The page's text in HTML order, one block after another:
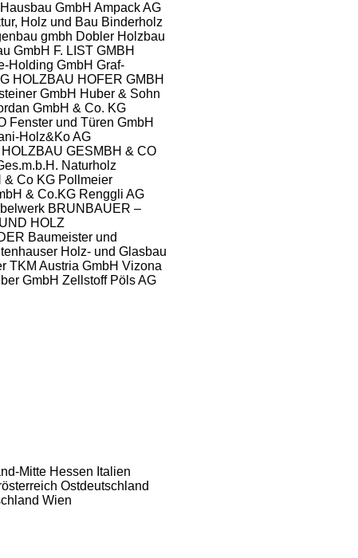
GmbH Ampack AG
Holz und Bau Binderholz
gmbh Dobler Holzbau
GmbH F. LIST GMBH
Holding GmbH Graf-
HOLZBAU HOFER GMBH
GmbH Huber & Sohn
GmbH & Co. KG
Fenster und Türen GmbH
Holz&Ko AG
GESMBH & CO
Naturholz
& Co KG Pollmeier
& Co.KG Renggli AG
BRUNBAUER –
HOLZ
Baumeister und
Holz- und Glasbau
TKM Austria GmbH Vizona
GmbH Zellstoff Pöls AG
Mitte Hessen Italien
Ostdeutschland
Wien